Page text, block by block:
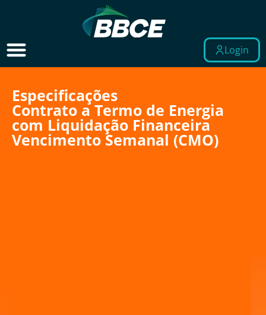
Login
Especificações
Contrato a Termo de Energia
com Liquidação Financeira
Vencimento Semanal (CMO)